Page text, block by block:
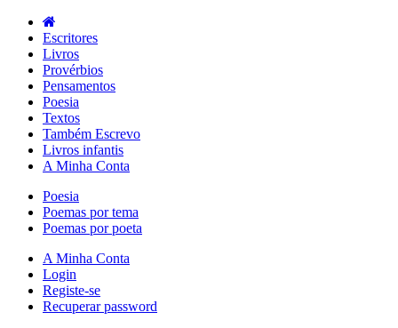
Escritores
Livros
Provérbios
Pensamentos
Poesia
Textos
Também Escrevo
Livros infantis
A Minha Conta
Poesia
Poemas por tema
Poemas por poeta
A Minha Conta
Login
Registe-se
Recuperar password